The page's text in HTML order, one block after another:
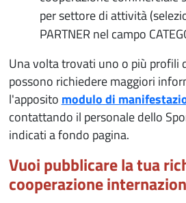
per settore di attività
PARTNER nel campo
Una volta trovati uno o più profili
possono richiedere maggiori
l'apposito modulo di
contattando il personale dello
indicati a fondo pagina.
Vuoi pubblicare la tua
cooperazione